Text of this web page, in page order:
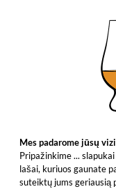
Turinys: 0.5 Litras
įskaitant PVM,
Mes padarome jūsų
Pripažinkime ...
lašai, kuriuos gaunate
suteiktų jums geriausią